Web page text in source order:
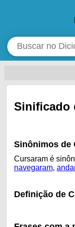
Sinificado
Sinônimos de
Cursaram é
navegaram,
Definição de